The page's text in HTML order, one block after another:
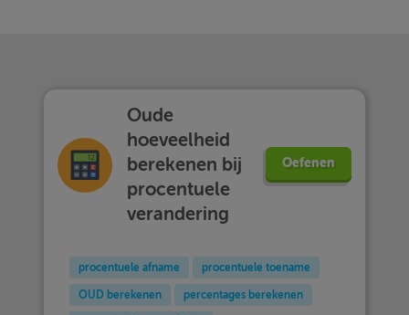
Oude
hoeveelheid
berekenen bij
procentuele
verandering
Oefenen
procentuele afname procentuele toename
OUD berekenen percentages berekenen